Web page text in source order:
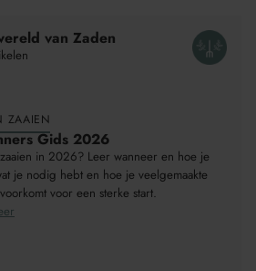
van Zaden
ZAAIEN
Gids 2026
in 2026? Leer wanneer en hoe je
je nodig hebt en hoe je veelgemaakte
voor een sterke start.